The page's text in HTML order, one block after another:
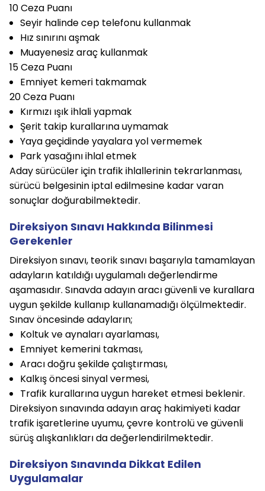
10 Ceza Puanı
Seyir halinde cep telefonu kullanmak
Hız sınırını aşmak
Muayenesiz araç kullanmak
15 Ceza Puanı
Emniyet kemeri takmamak
20 Ceza Puanı
Kırmızı ışık ihlali yapmak
Şerit takip kurallarına uymamak
Yaya geçidinde yayalara yol vermemek
Park yasağını ihlal etmek
Aday sürücüler için trafik ihlallerinin tekrarlanması,
sürücü belgesinin iptal edilmesine kadar varan
sonuçlar doğurabilmektedir.
Direksiyon Sınavı Hakkında Bilinmesi
Gerekenler
Direksiyon sınavı, teorik sınavı başarıyla tamamlayan
adayların katıldığı uygulamalı değerlendirme
aşamasıdır. Sınavda adayın aracı güvenli ve kurallara
uygun şekilde kullanıp kullanamadığı ölçülmektedir.
Sınav öncesinde adayların;
Koltuk ve aynaları ayarlaması,
Emniyet kemerini takması,
Aracı doğru şekilde çalıştırması,
Kalkış öncesi sinyal vermesi,
Trafik kurallarına uygun hareket etmesi beklenir.
Direksiyon sınavında adayın araç hakimiyeti kadar
trafik işaretlerine uyumu, çevre kontrolü ve güvenli
sürüş alışkanlıkları da değerlendirilmektedir.
Direksiyon Sınavında Dikkat Edilen
Uygulamalar